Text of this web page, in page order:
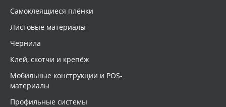
Самоклеящиеся плёнки
Листовые материалы
Чернила
Клей, скотчи и крепёж
Мобильные конструкции и POS-
материалы
Профильные системы